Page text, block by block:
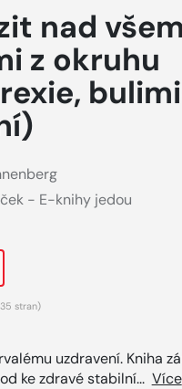
nad
z okruhu
- E-knihy jedou
stran)
uzdravení. Kniha
ke zdravé stabilní... Více